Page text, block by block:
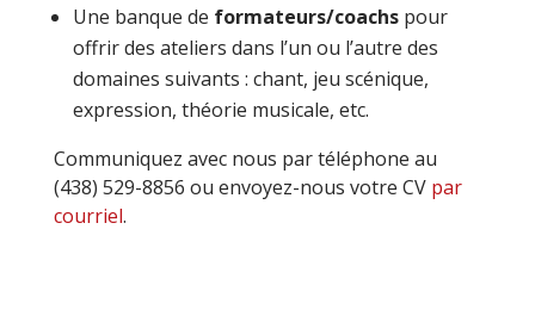
Une banque de formateurs/coachspour
offrir des ateliers dans l’un ou l’autre des
domaines suivants : chant, jeu scénique,
expression, théorie musicale, etc.
Communiquez avec nous par téléphone au
(438) 529-8856 ou envoyez-nous votre CV par
courriel.